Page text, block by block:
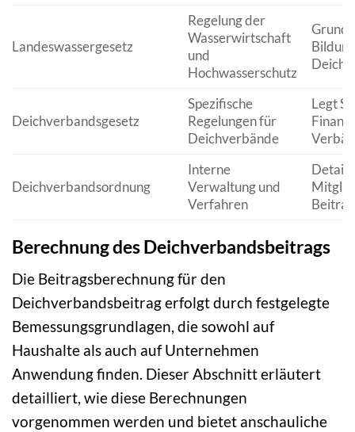
Landeswassergesetz
Regelung der
Wasserwirtschaft
und
Hochwasserschutz
Deichverbandsgesetz
Spezifische
Regelungen für
Deichverbände
Legt
Deichverbandsordnung
Interne
Verwaltung und
Verfahren
Berechnung des Deichverbandsbeitrags
Die Beitragsberechnung für den
Deichverbandsbeitrag erfolgt durch festgelegte
Bemessungsgrundlagen, die sowohl auf
Haushalte als auch auf Unternehmen
Anwendung finden. Dieser Abschnitt erläutert
detailliert, wie diese Berechnungen
vorgenommen werden und bietet anschauliche